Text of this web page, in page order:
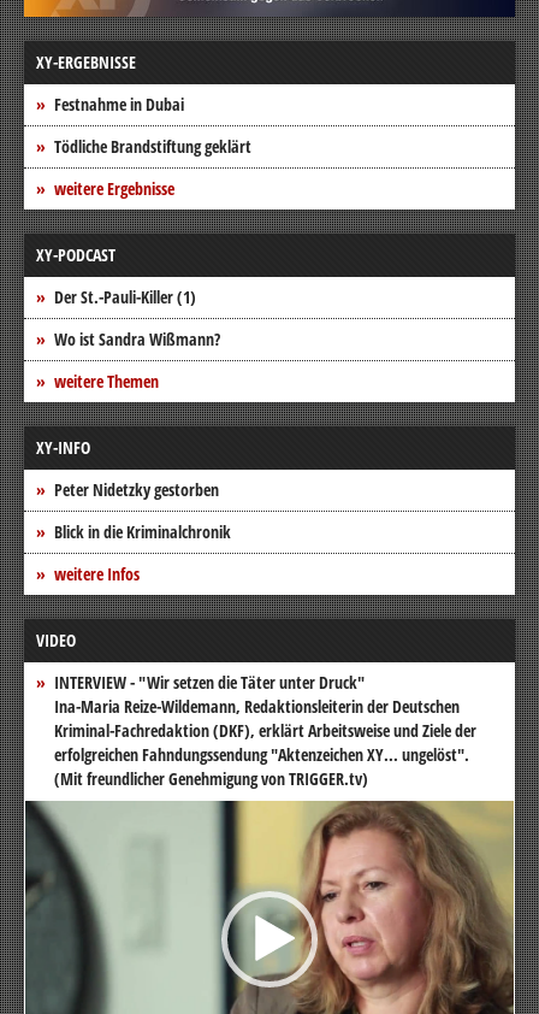
XY-ERGEBNISSE
Festnahme in Dubai
Tödliche Brandstiftung geklärt
weitere Ergebnisse
XY-PODCAST
Der St.-Pauli-Killer (1)
Wo ist Sandra Wißmann?
weitere Themen
XY-INFO
Peter Nidetzky gestorben
Blick in die Kriminalchronik
weitere Infos
VIDEO
INTERVIEW - "Wir setzen die Täter unter Druck"
Ina-Maria Reize-Wildemann, Redaktionsleiterin der Deutschen
Kriminal-Fachredaktion (DKF), erklärt Arbeitsweise und Ziele der
erfolgreichen Fahndungssendung "Aktenzeichen XY... ungelöst".
(Mit freundlicher Genehmigung von TRIGGER.tv)
Video-
Player